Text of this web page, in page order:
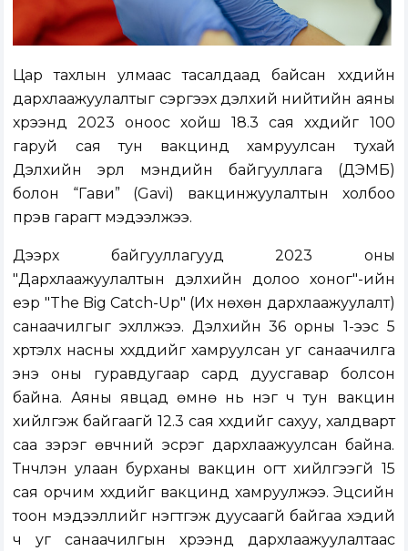
Цар тахлын улмаас тасалдаад байсан хүүхдийн
дархлаажуулалтыг сэргээх дэлхий нийтийн аяны
хүрээнд 2023 оноос хойш 18.3 сая хүүхдийг 100
гаруй сая тун вакцинд хамруулсан тухай
Дэлхийн эрүүл мэндийн байгууллага (ДЭМБ)
болон “Гави” (Gavi) вакцинжуулалтын холбоо
пүрэв гарагт мэдээлжээ.
Дээрх байгууллагууд 2023 оны
"Дархлаажуулалтын дэлхийн долоо хоног"-ийн
үеэр "The Big Catch-Up" (Их нөхөн дархлаажуулалт)
санаачилгыг эхлүүлжээ. Дэлхийн 36 орны 1-ээс 5
хүртэлх насны хүүхдүүдийг хамруулсан уг санаачилга
энэ оны гуравдугаар сард дуусгавар болсон
байна. Аяны явцад өмнө нь нэг ч тун вакцин
хийлгэж байгаагүй 12.3 сая хүүхдийг сахуу, халдварт
саа зэрэг өвчний эсрэг дархлаажуулсан байна.
Түүнчлэн улаан бурханы вакцин огт хийлгээгүй 15
сая орчим хүүхдийг вакцинд хамруулжээ. Эцсийн
тоон мэдээллийг нэгтгэж дуусаагүй байгаа хэдий
ч уг санаачилгын хүрээнд дархлаажуулалтаас